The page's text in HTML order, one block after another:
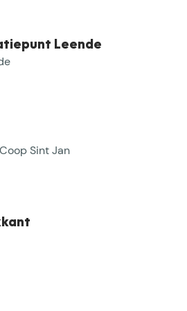
Leende
Sint Jan